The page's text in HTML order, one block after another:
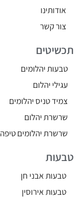
אודותינו
צור קשר
תכשיטים
טבעות יהלומים
עגילי יהלום
צמיד טניס יהלומים
שרשרת יהלום
שרשרת יהלומים טיפה
טבעות
טבעות אבני חן
טבעות אירוסין